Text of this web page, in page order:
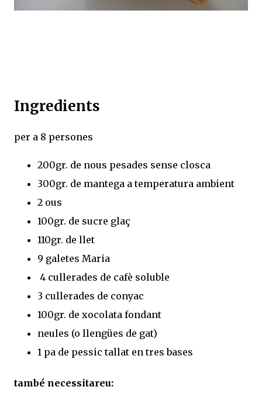
Ingredients
per a 8 persones
200gr. de nous pesades sense closca
300gr. de mantega a temperatura ambient
2 ous
100gr. de sucre glaç
110gr. de llet
9 galetes Maria
4 cullerades de cafè soluble
3 cullerades de conyac
100gr. de xocolata fondant
neules (o llengües de gat)
1 pa de pessic tallat en tres bases
també necessitareu: